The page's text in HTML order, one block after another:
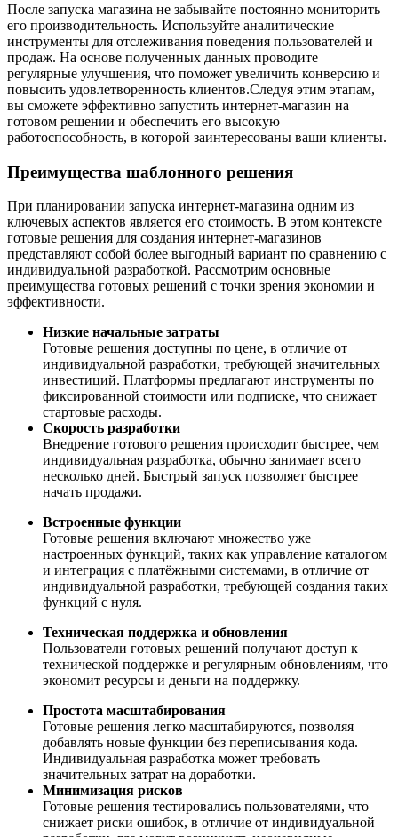
После запуска магазина не забывайте постоянно мониторить
его производительность. Используйте аналитические
инструменты для отслеживания поведения пользователей и
продаж. На основе полученных данных проводите
регулярные улучшения, что поможет увеличить конверсию и
повысить удовлетворенность клиентов.Следуя этим этапам,
вы сможете эффективно запустить интернет-магазин на
готовом решении и обеспечить его высокую
работоспособность, в которой заинтересованы ваши клиенты.
Преимущества шаблонного решения
При планировании запуска интернет-магазина одним из
ключевых аспектов является его стоимость. В этом контексте
готовые решения для создания интернет-магазинов
представляют собой более выгодный вариант по сравнению с
индивидуальной разработкой. Рассмотрим основные
преимущества готовых решений с точки зрения экономии и
эффективности.
Низкие начальные затраты
Готовые решения доступны по цене, в отличие от
индивидуальной разработки, требующей значительных
инвестиций. Платформы предлагают инструменты по
фиксированной стоимости или подписке, что снижает
стартовые расходы.
Скорость разработки
Внедрение готового решения происходит быстрее, чем
индивидуальная разработка, обычно занимает всего
несколько дней. Быстрый запуск позволяет быстрее
начать продажи.
Встроенные функции
Готовые решения включают множество уже
настроенных функций, таких как управление каталогом
и интеграция с платёжными системами, в отличие от
индивидуальной разработки, требующей создания таких
функций с нуля.
Техническая поддержка и обновления
Пользователи готовых решений получают доступ к
технической поддержке и регулярным обновлениям, что
экономит ресурсы и деньги на поддержку.
Простота масштабирования
Готовые решения легко масштабируются, позволяя
добавлять новые функции без переписывания кода.
Индивидуальная разработка может требовать
значительных затрат на доработки.
Минимизация рисков
Готовые решения тестировались пользователями, что
снижает риски ошибок, в отличие от индивидуальной